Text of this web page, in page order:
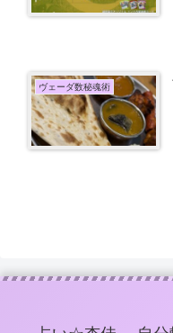
ヴェーダ数秘魂術